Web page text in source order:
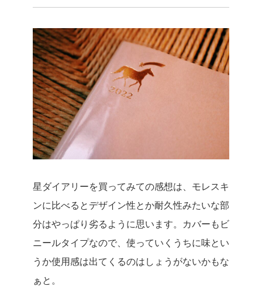
星ダイアリーを買ってみての感想は、モレスキ
ンに比べるとデザイン性とか耐久性みたいな部
分はやっぱり劣るように思います。カバーもビ
ニールタイプなので、使っていくうちに味とい
うか使用感は出てくるのはしょうがないかもな
ぁと。